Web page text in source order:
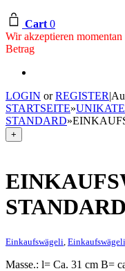
Cart 0
Wir akzeptieren
Betrag
LOGIN orREGISTER|
STARTSEITE»UNIKATE
STANDARD»
+
STANDARD
Einkaufswägeli
Masse.: l= Ca. 31 cm B=